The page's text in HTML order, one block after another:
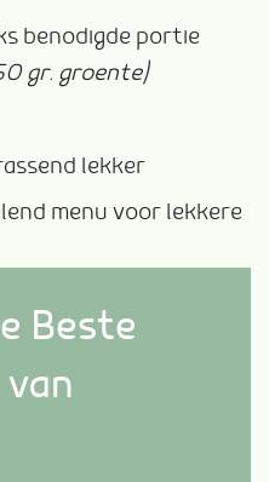
benodigde portie
gr. groente)
lekker
menu voor lekkere
Beste